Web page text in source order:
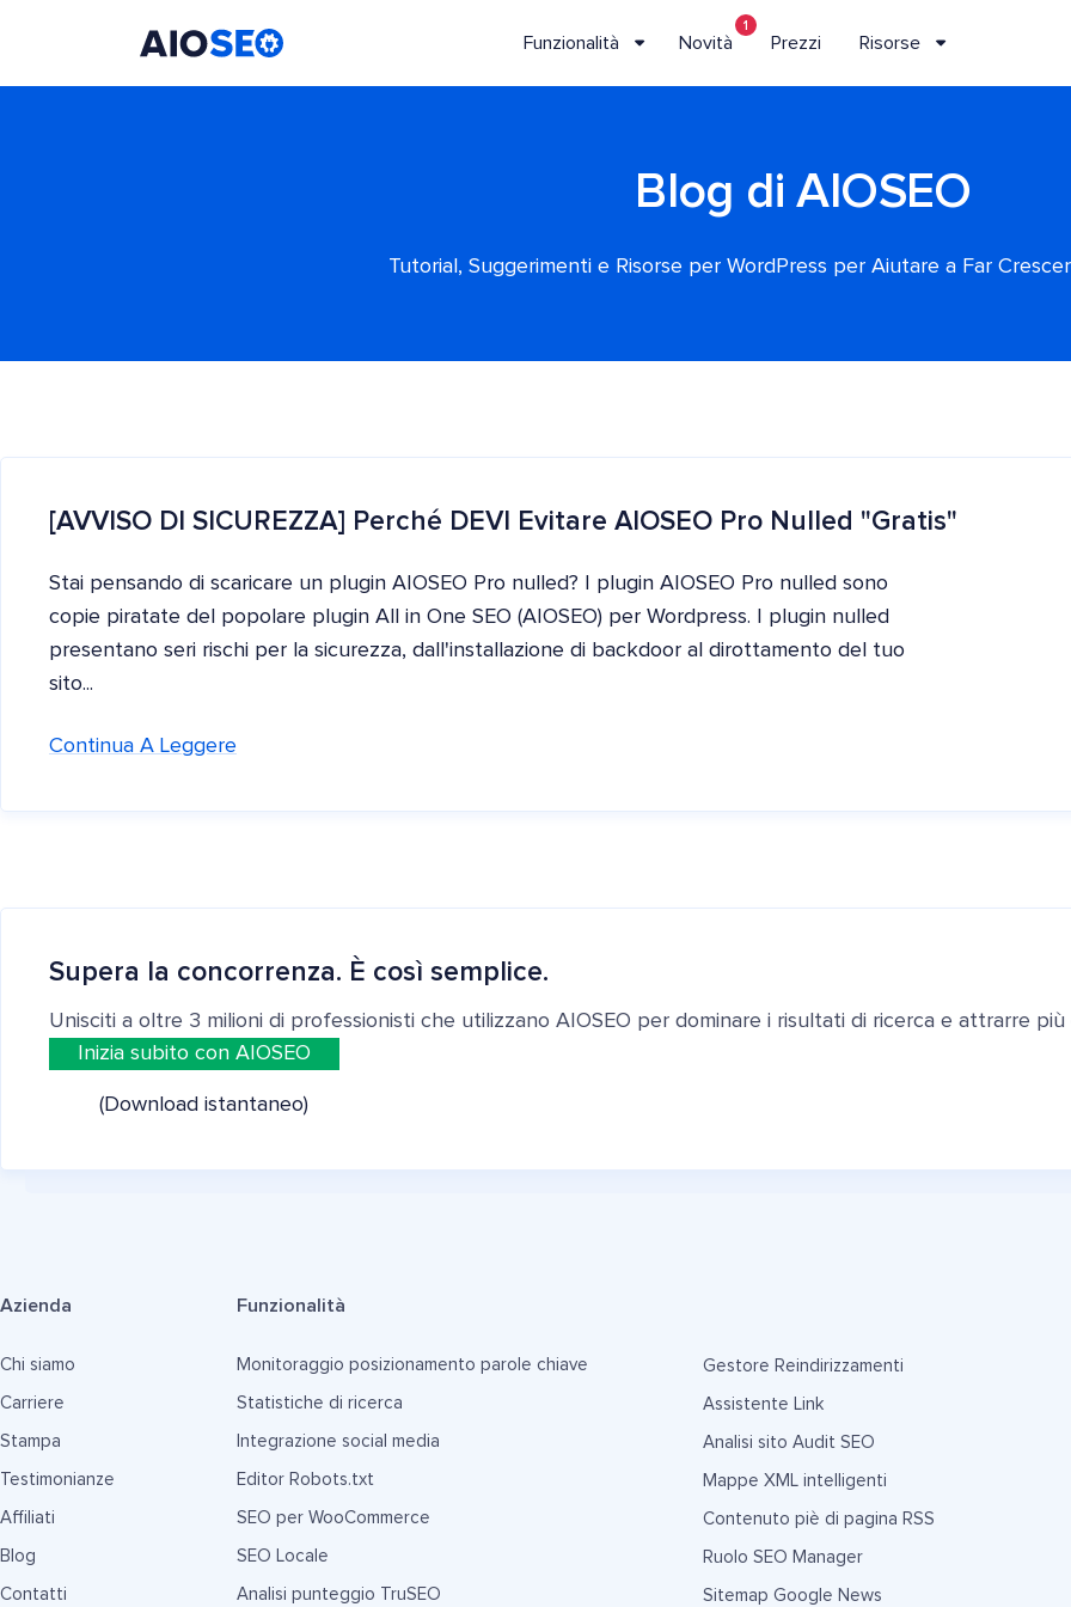
Funzionalità Novità
1
Prezzi Risorse
Blog di AIOSEO
Tutorial, Suggerimenti e Risorse per WordPress per Aiutare a Far
[AVVISO DI SICUREZZA] Perché DEVI Evitare AIOSEO Pro Nulled "Gratis"
Stai pensando di scaricare un plugin AIOSEO Pro nulled? I plugin AIOSEO Pro nulled sono
copie piratate del popolare plugin All in One SEO (AIOSEO) per Wordpress. I plugin nulled
presentano seri rischi per la sicurezza, dall'installazione di backdoor al dirottamento del tuo
sito...
Continua A Leggere
Supera la concorrenza. È così semplice.
Unisciti a oltre 3 milioni di professionisti che utilizzano AIOSEO per dominare i risultati di ricerca e attrarre più
Inizia subito con AIOSEO
(Download istantaneo)
Azienda
Chi siamo
Carriere
Stampa
Testimonianze
Affiliati
Blog
Contatti
Funzionalità
Monitoraggio posizionamento parole chiave
Statistiche di ricerca
Integrazione social media
Editor Robots.txt
SEO per WooCommerce
SEO Locale
Analisi punteggio TruSEO
Gestore Reindirizzamenti
Assistente Link
Analisi sito Audit SEO
Mappe XML intelligenti
Contenuto piè di pagina RSS
Ruolo SEO Manager
Sitemap Google News